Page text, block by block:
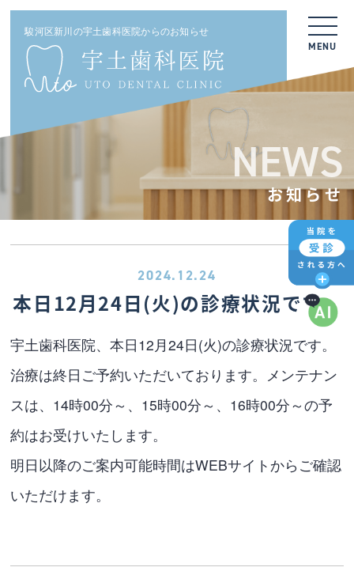
駿河区新川の宇土歯科医院からのお知らせ
MENU
NEWS
お知らせ
2024.12.24
本日12月24日(火)の診療状況です。
宇土歯科医院、本日12月24日(火)の診療状況です。
治療は終日ご予約いただいております。メンテナン
スは、14時00分～、15時00分～、16時00分～の予
約はお受けいたします。
明日以降のご案内可能時間はWEBサイトからご確認
いただけます。